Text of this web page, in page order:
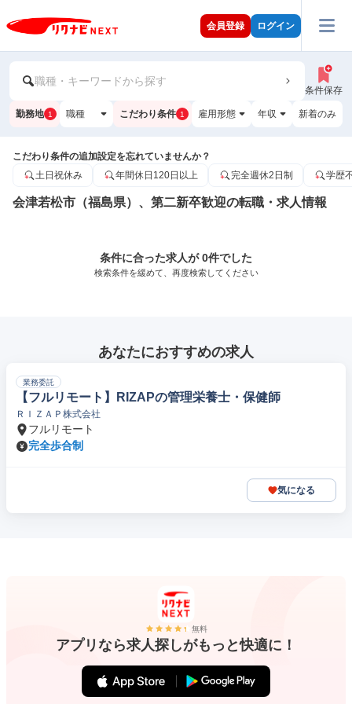
会員登録 ログイン
職種・キーワードから探す
条件保存
勤務地 1 職種 こだわり条件 1 雇用形態 年収 新着のみ
こだわり条件の追加設定を忘れていませんか？
土日祝休み
年間休日120日以上 完全週休2日制 学歴
会津若松市（福島県）、第二新卒歓迎の転職・求人情報
条件に合った求人が 0件でした
検索条件を緩めて、再度検索してください
あなたにおすすめの求人
業務委託
【フルリモート】RIZAPの管理栄養士・保健師
ＲＩＺＡＰ株式会社
フルリモート
完全歩合制
気になる
無料
アプリなら求人探しがもっと快適に！